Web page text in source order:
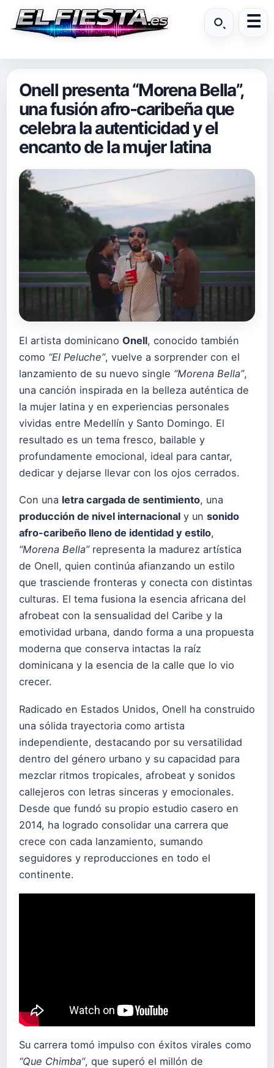
Onell presenta “Morena Bella”,
una fusión afro-caribeña que
celebra la autenticidad y el
encanto de la mujer latina
El artista dominicano Onell, conocido también
como “El Peluche”, vuelve a sorprender con el
lanzamiento de su nuevo single “Morena Bella”,
una canción inspirada en la belleza auténtica de
la mujer latina y en experiencias personales
vividas entre Medellín y Santo Domingo. El
resultado es un tema fresco, bailable y
profundamente emocional, ideal para cantar,
dedicar y dejarse llevar con los ojos cerrados.
Con una letra cargada de sentimiento, una
producción de nivel internacional y un sonido
afro-caribeño lleno de identidad y estilo,
“Morena Bella”representa la madurez artística
de Onell, quien continúa afianzando un estilo
que trasciende fronteras y conecta con distintas
culturas. El tema fusiona la esencia africana del
afrobeat con la sensualidad del Caribe y la
emotividad urbana, dando forma a una propuesta
moderna que conserva intactas la raíz
dominicana y la esencia de la calle que lo vio
crecer.
Radicado en Estados Unidos, Onell ha construido
una sólida trayectoria como artista
independiente, destacando por su versatilidad
dentro del género urbano y su capacidad para
mezclar ritmos tropicales, afrobeat y sonidos
callejeros con letras sinceras y emocionales.
Desde que fundó su propio estudio casero en
2014, ha logrado consolidar una carrera que
crece con cada lanzamiento, sumando
seguidores y reproducciones en todo el
continente.
Su carrera tomó impulso con éxitos virales como
“Que Chimba”, que superó el millón de